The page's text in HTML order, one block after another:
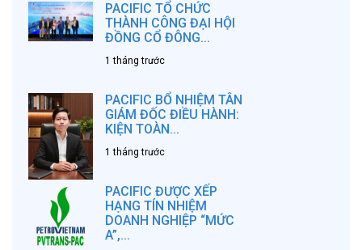
PACIFIC TỔ CHỨC
THÀNH CÔNG ĐẠI HỘI
ĐỒNG CỔ ĐÔNG...
1 tháng trước
PACIFIC BỔ NHIỆM TÂN
GIÁM ĐỐC ĐIỀU HÀNH:
KIỆN TOÀN...
1 tháng trước
PACIFIC ĐƯỢC XẾP
HẠNG TÍN NHIỆM
DOANH NGHIỆP “MỨC
A”,...